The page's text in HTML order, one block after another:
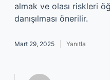
almak ve olası riskleri
danışılması önerilir.
Mart 29, 2025 Yanıtla